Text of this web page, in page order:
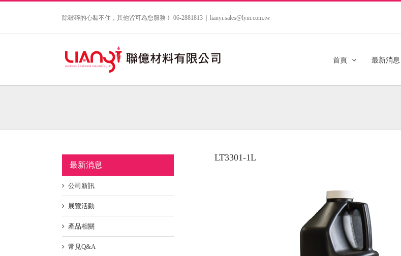
除破碎的心黏不住，其他皆可為您服務！ 06-2881813 | lianyi.sales@lym.com.tw
首頁 最新消息
LT3301-1L
最新消息
公司新訊
展覽活動
產品相關
常見Q&A